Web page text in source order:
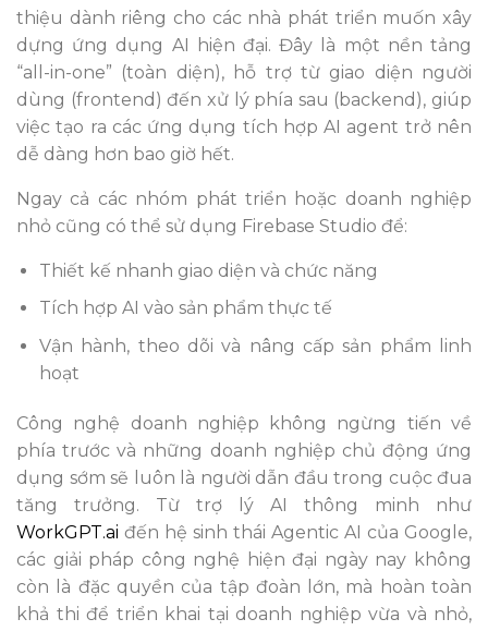
thiệu dành riêng cho các nhà phát triển muốn xây
dựng ứng dụng AI hiện đại. Đây là một nền tảng
“all-in-one” (toàn diện), hỗ trợ từ giao diện người
dùng (frontend) đến xử lý phía sau (backend), giúp
việc tạo ra các ứng dụng tích hợp AI agent trở nên
dễ dàng hơn bao giờ hết.
Ngay cả các nhóm phát triển hoặc doanh nghiệp
nhỏ cũng có thể sử dụng Firebase Studio để:
Thiết kế nhanh giao diện và chức năng
Tích hợp AI vào sản phẩm thực tế
Vận hành, theo dõi và nâng cấp sản phẩm linh
hoạt
Công nghệ doanh nghiệp không ngừng tiến về
phía trước và những doanh nghiệp chủ động ứng
dụng sớm sẽ luôn là người dẫn đầu trong cuộc đua
tăng trưởng. Từ trợ lý AI thông minh như
WorkGPT.ai đến hệ sinh thái Agentic AI của Google,
các giải pháp công nghệ hiện đại ngày nay không
còn là đặc quyền của tập đoàn lớn, mà hoàn toàn
khả thi để triển khai tại doanh nghiệp vừa và nhỏ,